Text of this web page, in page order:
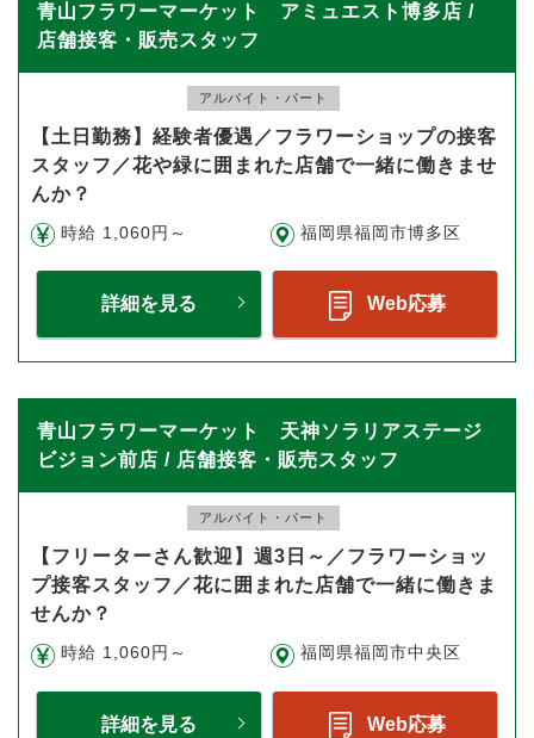
青山フラワーマーケット アミュエスト博多店 /
店舗接客・販売スタッフ
アルバイト・パート
【土日勤務】経験者優遇／フラワーショップの接客
スタッフ／花や緑に囲まれた店舗で一緒に働きませ
んか？
時給 1,060円～ 福岡県福岡市博多区
詳細を見る Web応募
青山フラワーマーケット 天神ソラリアステージ
ビジョン前店 / 店舗接客・販売スタッフ
アルバイト・パート
【フリーターさん歓迎】週3日～／フラワーショッ
プ接客スタッフ／花に囲まれた店舗で一緒に働きま
せんか？
時給 1,060円～ 福岡県福岡市中央区
詳細を見る Web応募